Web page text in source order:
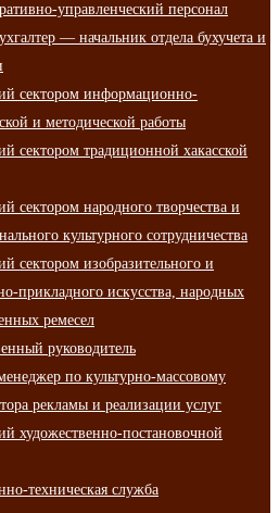
управленческий персонал
— начальник отдела бухучета и
сектором информационно-
и методической работы
сектором традиционной хакасской
сектором народного творчества и
культурного сотрудничества
сектором изобразительного и
прикладного искусства, народных
ремесел
руководитель
по культурно-массовому
рекламы и реализации услуг
художественно-постановочной
техническая служба